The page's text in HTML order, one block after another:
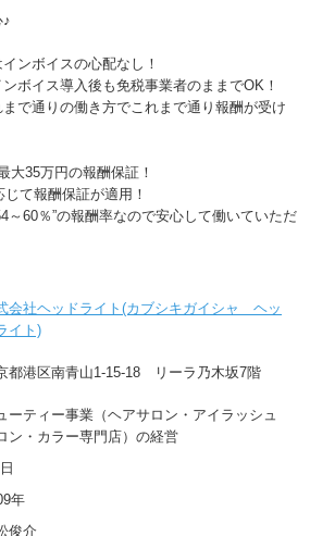
ンボイスの心配なし！
ボイス導入後も免税事業者のままでOK！
で通りの働き方でこれまで通り報酬が受け
35万円の報酬保証！
じて報酬保証が適用！
～60％”の報酬率なので安心して働いていただ
会社ヘッドライト(カブシキガイシャ ヘッ
イト)
都港区南青山1-15-18 リーラ乃木坂7階
ーティー事業（ヘアサロン・アイラッシュ
ン・カラー専門店）の経営
年
俊介